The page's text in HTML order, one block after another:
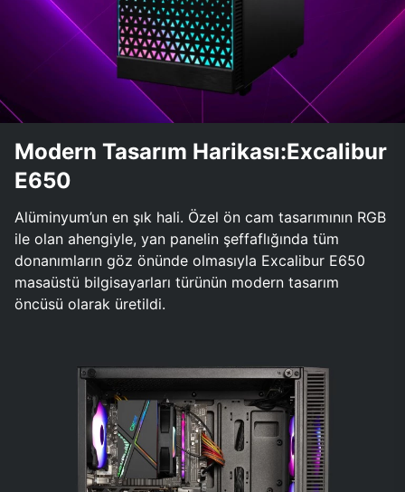
Modern Tasarım Harikası:Excalibur
E650
Alüminyum’un en şık hali. Özel ön cam tasarımının RGB
ile olan ahengiyle, yan panelin şeffaflığında tüm
donanımların göz önünde olmasıyla Excalibur E650
masaüstü bilgisayarları türünün modern tasarım
öncüsü olarak üretildi.